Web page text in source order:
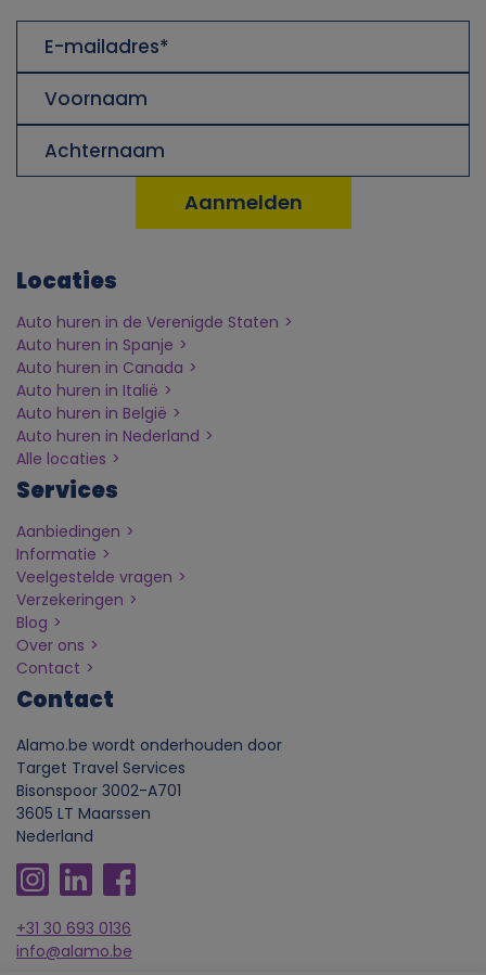
mailadres
Locaties
Auto huren in de Verenigde Staten
Auto huren in Spanje
Auto huren in Canada
Auto huren in Italië
Auto huren in België
Auto huren in Nederland
Alle locaties
Services
Aanbiedingen
Informatie
Veelgestelde vragen
Verzekeringen
Blog
Over ons
Contact
Contact
Alamo.be wordt onderhouden door
Target Travel Services
Bisonspoor 3002-A701
3605 LT Maarssen
Nederland
+31 30 693 0136
info@alamo.be
n
p
e
r
s
o
o
n
l
i
j
k
e
g